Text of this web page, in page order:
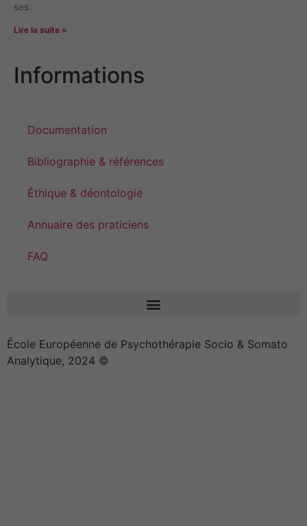
ses
Lire la suite »
Informations
Documentation
Bibliographie & références
Éthique & déontologie
Annuaire des praticiens
FAQ
École Européenne de Psychothérapie Socio & Somato
Analytique, 2024 ©